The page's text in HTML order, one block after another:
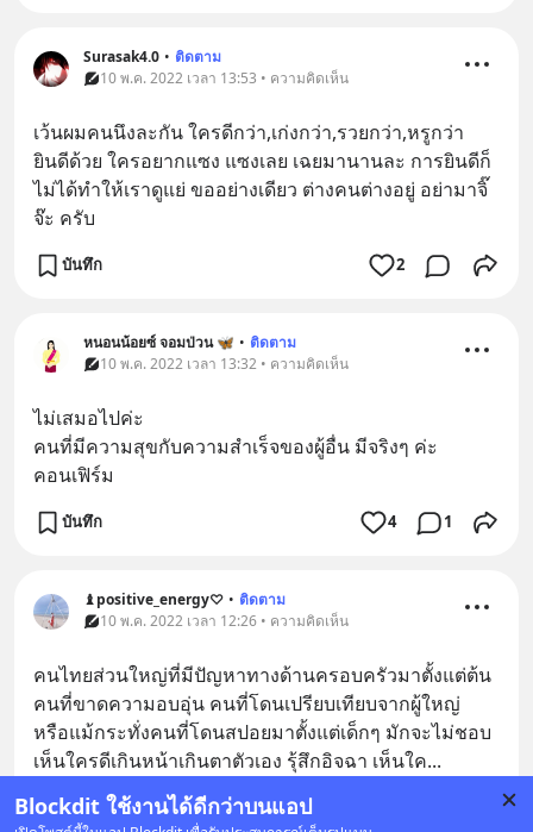
Blockdit ใช้งานได้ดีกว่าบนแอป
Surasak4.0 • ติดตาม
10 พ.ค. 2022 เวลา 13:53 • ความคิดเห็น
เว้นผมคนนึงละกัน ใครดีกว่า,เก่งกว่า,รวยกว่า,หรูกว่า
ยินดีด้วย ใครอยากแซง แซงเลย เฉยมานานละ การยินดีก็
ไม่ได้ทำให้เราดูแย่ ขออย่างเดียว ต่างคนต่างอยู่ อย่ามาจิ๊
จ๊ะ ครับ
บันทึก 2
หนอนน้อยซ์ จอมป่วน 🦋 • ติดตาม
10 พ.ค. 2022 เวลา 13:32 • ความคิดเห็น
ไม่เสมอไปค่ะ
คนที่มีความสุขกับความสำเร็จของผู้อื่น มีจริงๆ ค่ะ
คอนเฟิร์ม
บันทึก 4 1
♝positive_energy♡ • ติดตาม
10 พ.ค. 2022 เวลา 12:26 • ความคิดเห็น
คนไทยส่วนใหญ่ที่มีปัญหาทางด้านครอบครัวมาตั้งแต่ต้น
คนที่ขาดความอบอุ่น คนที่โดนเปรียบเทียบจากผู้ใหญ่
หรือแม้กระทั่งคนที่โดนสปอยมาตั้งแต่เด็กๆ มักจะไม่ชอบ
เห็นใครดีเกินหน้าเกินตาตัวเอง รุ้สึกอิจฉา เห็นใค...
ดูเพิ่มเติม
1